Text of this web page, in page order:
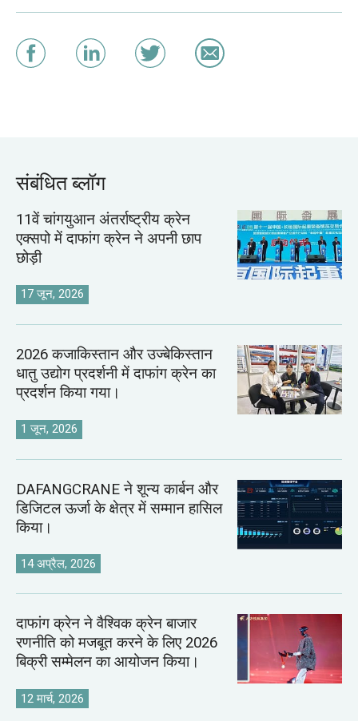
संबंधित ब्लॉग
11वें चांगयुआन अंतर्राष्ट्रीय क्रेन
एक्सपो में दाफांग क्रेन ने अपनी छाप
छोड़ी
17 जून, 2026
2026 कजाकिस्तान और उज्बेकिस्तान
धातु उद्योग प्रदर्शनी में दाफांग क्रेन का
प्रदर्शन किया गया।
1 जून, 2026
DAFANGCRANE ने शून्य कार्बन और
डिजिटल ऊर्जा के क्षेत्र में सम्मान हासिल
किया।
14 अप्रैल, 2026
दाफांग क्रेन ने वैश्विक क्रेन बाजार
रणनीति को मजबूत करने के लिए 2026
बिक्री सम्मेलन का आयोजन किया।
12 मार्च, 2026